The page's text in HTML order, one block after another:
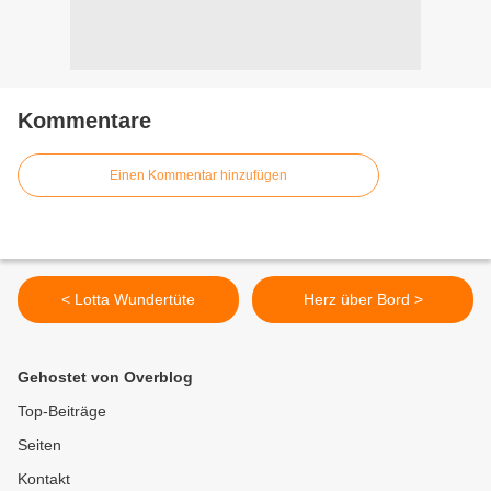
Kommentare
Einen Kommentar hinzufügen
< Lotta Wundertüte Herz über Bord >
Gehostet von Overblog
Top-Beiträge
Seiten
Kontakt